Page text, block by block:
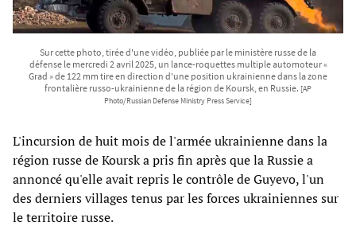
Sur cette photo, tirée d'une vidéo, publiée par le ministère russe de la
défense le mercredi 2 avril 2025, un lance-roquettes multiple automoteur «
Grad » de 122 mm tire en direction d'une position ukrainienne dans la zone
frontalière russo-ukrainienne de la région de Koursk, en Russie. [AP
Photo/Russian Defense Ministry Press Service]
L'incursion de huit mois de l'armée ukrainienne dans la
région russe de Koursk a pris fin après que la Russie a
annoncé qu'elle avait repris le contrôle de Guyevo, l'un
des derniers villages tenus par les forces ukrainiennes sur
le territoire russe.